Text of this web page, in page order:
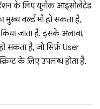
के लिए यूनीक आइसोलेटेड
मुख्य वर्ल्ड भी हो सकता है,
जाता है. इसके अलावा,
सकता है, जो सिर्फ़ User
के लिए उपलब्ध होता है.